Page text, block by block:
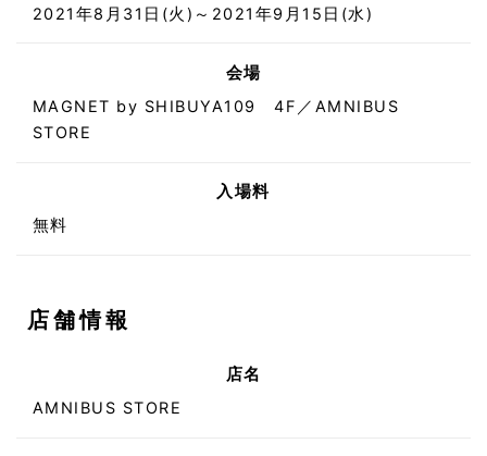
2021年8月31日(火)～2021年9月15日(水)
会場
MAGNET by SHIBUYA109 4F／AMNIBUS
STORE
入場料
無料
店舗情報
店名
AMNIBUS STORE